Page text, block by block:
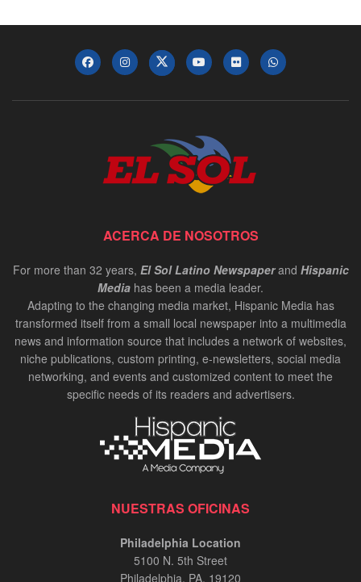
ACERCA DE NOSOTROS
For more than 32 years, El Sol Latino Newspaperand Hispanic
Media has been a media leader.
Adapting to the changing media market, Hispanic Media has
transformed itself from a small local newspaper into a multimedia
news and information source that includes a network of websites,
niche publications, custom printing, e-newsletters, social media
networking, and events and customized content to meet the
specific needs of its readers and advertisers.
NUESTRAS OFICINAS
Philadelphia Location
5100 N. 5th Street
Philadelphia, PA. 19120